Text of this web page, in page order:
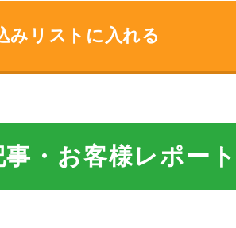
みリストに入れる
・お客様レポート